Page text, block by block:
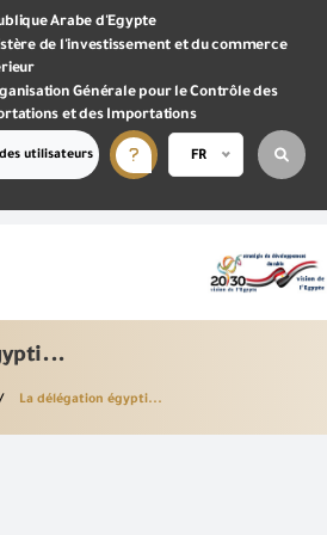
Arabe d'Egypte
de l'investissement et du commerce
Générale pour le Contrôle des
et des Importations
utilisateurs FR
La délégation égypti...